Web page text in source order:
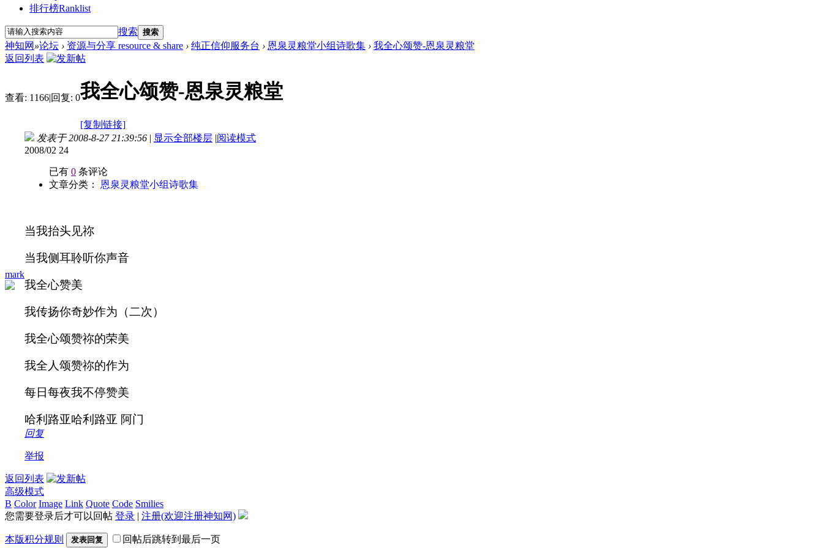
排行榜Ranklist
搜索 搜索
神知网 »论坛 › 资源与分享 resource & share › 纯正信仰服务台 › 恩泉灵粮堂小组诗歌集 › 我全心颂赞-恩泉灵粮堂
返回列表
查看: 1166|回复: 0我全心颂赞-恩泉灵粮堂
[复制链接]
mark
发表于 2008-8-27 21:39:56 | 显示全部楼层 |阅读模式
2008/02 24
已有 0 条评论
文章分类： 恩泉灵粮堂小组诗歌集
当我抬头见祢
当我侧耳聆听你声音
我全心赞美
我传扬你奇妙作为（二次）
我全心颂赞祢的荣美
我全人颂赞祢的作为
每日每夜我不停赞美
哈利路亚哈利路亚 阿门
回复
举报
返回列表
高级模式
B Color Image Link Quote Code Smilies
您需要登录后才可以回帖 登录 | 注册(欢迎注册神知网)
本版积分规则 发表回复 回帖后跳转到最后一页